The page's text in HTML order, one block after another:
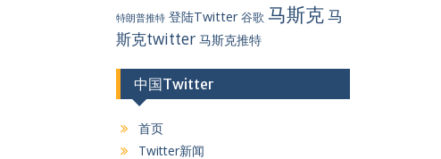
特朗普推特 登陆Twitter 谷歌 马斯克马
斯克twitter 马斯克推特
中国Twitter
首页
Twitter新闻